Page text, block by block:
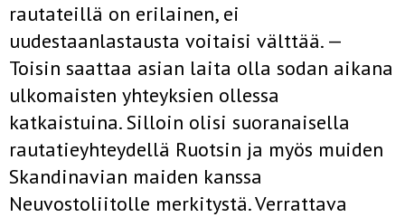
rautateillä on erilainen, ei
uudestaanlastausta voitaisi välttää. —
Toisin saattaa asian laita olla sodan aikana
ulkomaisten yhteyksien ollessa
katkaistuina. Silloin olisi suoranaisella
rautatieyhteydellä Ruotsin ja myös muiden
Skandinavian maiden kanssa
Neuvostoliitolle merkitystä. Verrattava